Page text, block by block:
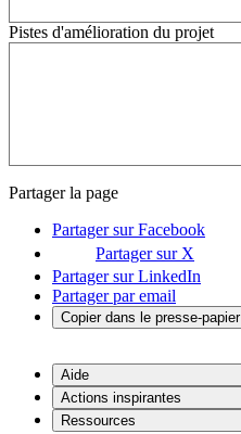
Pistes d'amélioration du projet
Partager la page
Partager sur Facebook
Partager sur X
Partager sur LinkedIn
Partager par email
Copier dans le presse-papier
Aide
Actions inspirantes
Ressources